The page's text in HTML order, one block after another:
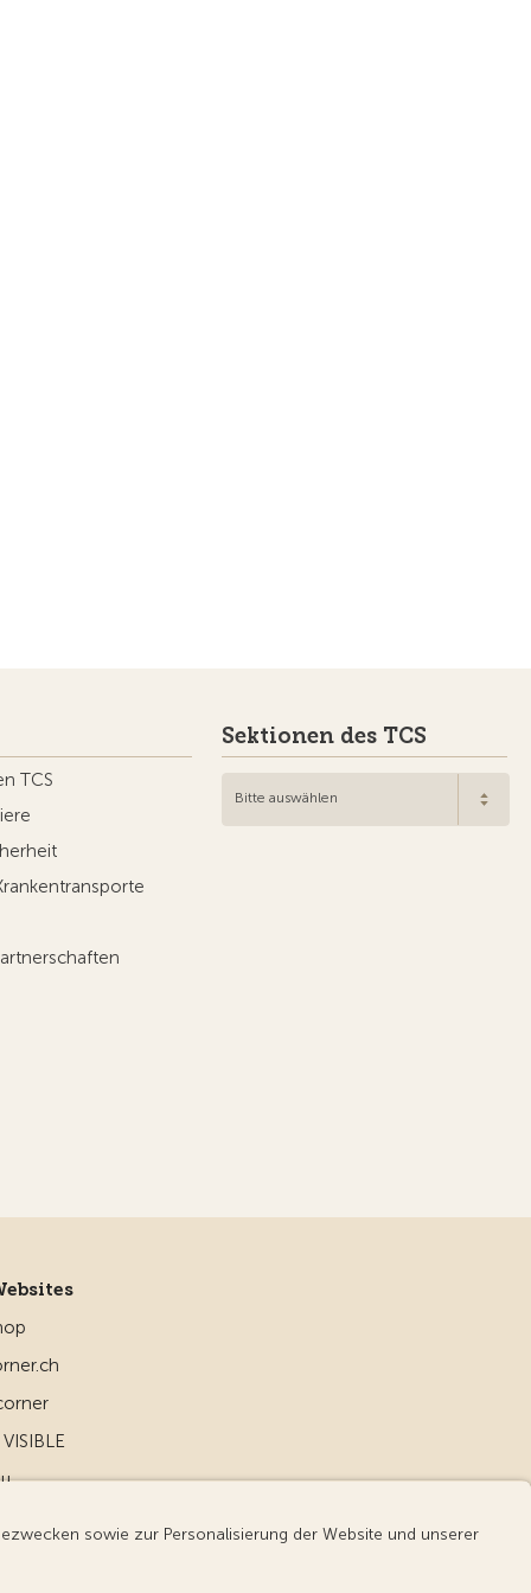
TCS
Sektionen des TCS
Bitte auswählen